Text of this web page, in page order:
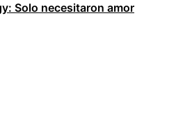
Solo necesitaron amor